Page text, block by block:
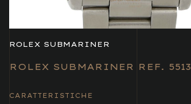
ROLEX SUBMARINER
ROLEX SUBMARINER REF. 5513
CARATTERISTICHE